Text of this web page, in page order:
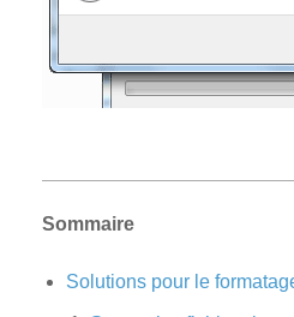
Sommaire
Solutions pour le